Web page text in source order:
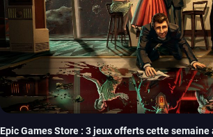
Epic Games Store : 3 jeux offerts cette semaine